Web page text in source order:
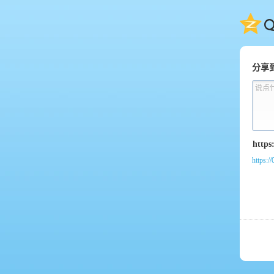
QQ
分享
说点
https://